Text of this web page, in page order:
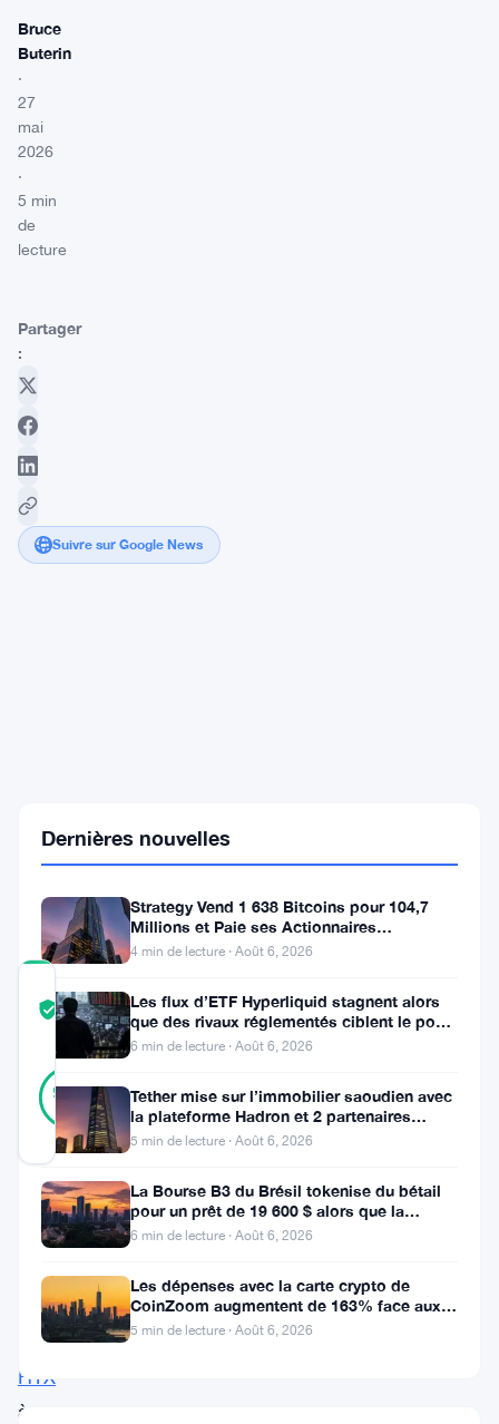
Bruce
Buterin
·
27
mai
2026
·
5 min
de
lecture
Partager
:
Suivre sur Google News
présumés
avec
russe
TRUST
SCORE
Vérifié
93
RÉEL
votes
Mis à jour 2 mois il y a
Royaume-
Uni
vient
d’ajouter
HTX
à
Dernières nouvelles
Strategy Vend 1 638 Bitcoins pour 104,7
Millions et Paie ses Actionnaires
Privilégiés
4 min de lecture · Août 6, 2026
Les flux d’ETF Hyperliquid stagnent alors
que des rivaux réglementés ciblent le pool
de trading DeFi de 2 à 3
6 min de lecture · Août 6, 2026
Tether mise sur l’immobilier saoudien avec
la plateforme Hadron et 2 partenaires
locaux
5 min de lecture · Août 6, 2026
La Bourse B3 du Brésil tokenise du bétail
pour un prêt de 19 600 $ alors que la
blockchain atteint la ferme
6 min de lecture · Août 6, 2026
Les dépenses avec la carte crypto de
CoinZoom augmentent de 163% face aux
factures de carburant et d’épicerie
5 min de lecture · Août 6, 2026